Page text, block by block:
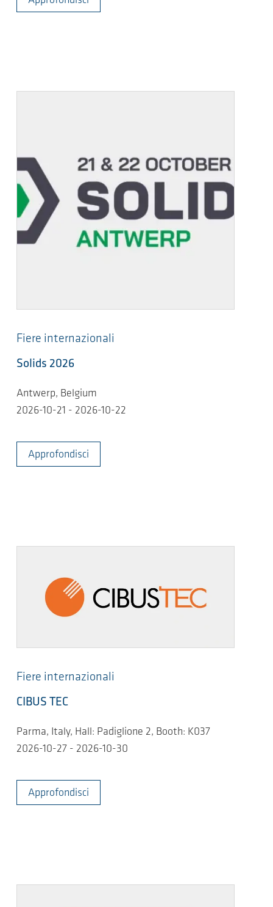
Fiere internazionali
Solids 2026
Antwerp, Belgium
2026-10-21 - 2026-10-22
Approfondisci
Fiere internazionali
CIBUS TEC
Parma, Italy, Hall: Padiglione 2, Booth: K037
2026-10-27 - 2026-10-30
Approfondisci